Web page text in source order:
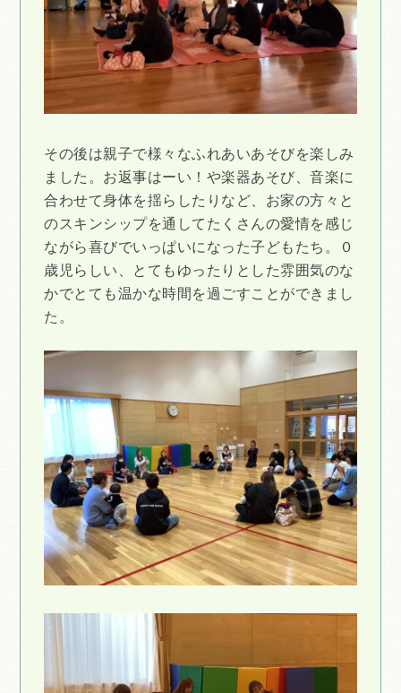
その後は親子で様々なふれあいあそびを楽しみ
ました。お返事はーい！や楽器あそび、音楽に
合わせて身体を揺らしたりなど、お家の方々と
のスキンシップを通してたくさんの愛情を感じ
ながら喜びでいっぱいになった子どもたち。０
歳児らしい、とてもゆったりとした雰囲気のな
かでとても温かな時間を過ごすことができまし
た。